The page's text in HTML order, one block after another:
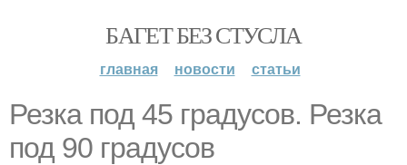
БАГЕТ БЕЗ СТУСЛА
главная новости статьи
Резка под 45 градусов. Резка
под 90 градусов